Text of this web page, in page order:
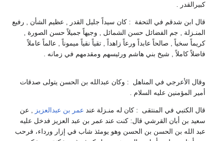
كبيرالقدر .
قال ابن شدقم في التحفة : كان سيداً جليل القدر , عظيم الشأن , رفيع
المنـزلة , جم الفضائل حسن الشمائل , وجيهاً جميلاً حسن الصورة ,
كريماً سخياً , صالحاً عابداً ورعاً زاهداً , تقياً نقياً ميموناً , عالماً عاملاً
فاضلاً كاملاً , شيخ بني هاشم ورئيسهم ومقدمهم في زمانه .
وقال الأعرجي في المناهل : وكان عبدالله بن الحسن يتولى صدقات
أمير المؤمنين عليه السلام .
قال الكتبي في المنتقى : كان له منـزلة عند عمر بن عبدالعزيز , عن
سعيد بن أبان القرشي قال: كنت عند عمر بن عبد العزيز فدخل عليه
عبد الله بن الحسن بن الحسن وهو يومئذ شاب في إزار ورداء، فرحب